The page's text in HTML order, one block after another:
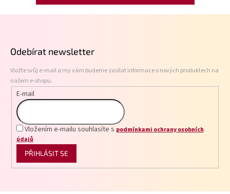
Odebírat newsletter
Vložte svůj e-mail a my vám budeme zasílat informace o nových produktech na
našem e-shopu.
E-mail
Vložením e-mailu souhlasíte s podmínkami ochrany osobních
údajů
PŘIHLÁSIT SE